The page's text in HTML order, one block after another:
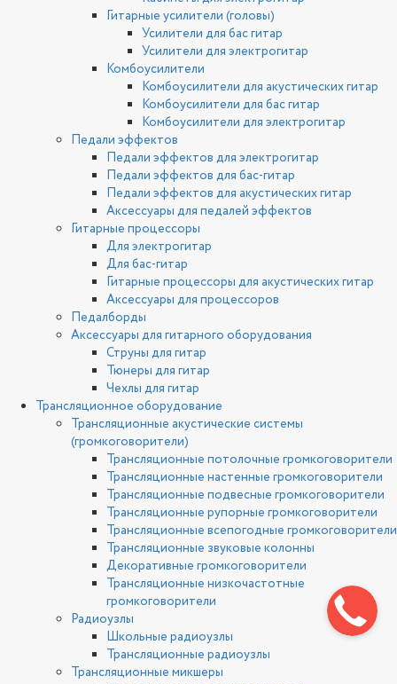
Гитарные усилители (головы)
Усилители для бас гитар
Усилители для электрогитар
Комбоусилители
Комбоусилители для акустических гитар
Комбоусилители для бас гитар
Комбоусилители для электрогитар
Педали эффектов
Педали эффектов для электрогитар
Педали эффектов для бас-гитар
Педали эффектов для акустических гитар
Аксессуары для педалей эффектов
Гитарные процессоры
Для электрогитар
Для бас-гитар
Гитарные процессоры для акустических гитар
Аксессуары для процессоров
Педалборды
Аксессуары для гитарного оборудования
Струны для гитар
Тюнеры для гитар
Чехлы для гитар
Трансляционное оборудование
Трансляционные акустические системы
(громкоговорители)
Трансляционные потолочные громкоговорители
Трансляционные настенные громкоговорители
Трансляционные подвесные громкоговорители
Трансляционные рупорные громкоговорители
Трансляционные всепогодные громкоговорители
Трансляционные звуковые колонны
Декоративные громкоговорители
Трансляционные низкочастотные
громкоговорители
Радиоузлы
Школьные радиоузлы
Трансляционные радиоузлы
Трансляционные микшеры